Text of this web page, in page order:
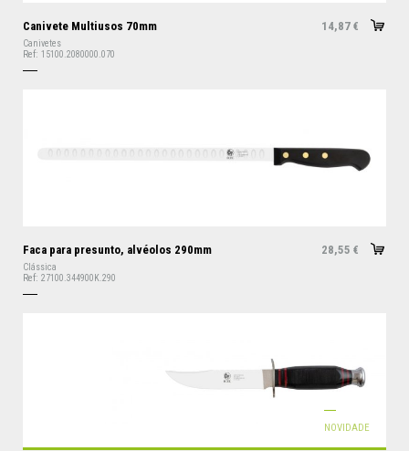
Canivete Multiusos 70mm 14,87 €
Canivetes
Ref: 15100.2080000.070
Faca para presunto, alvéolos 290mm 28,55 €
Clássica
Ref: 27100.344900K.290
NOVIDADE